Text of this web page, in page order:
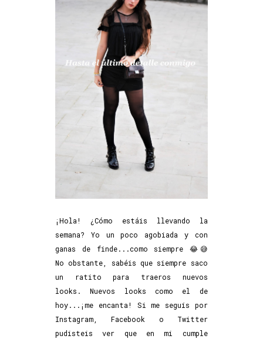
¡Hola! ¿Cómo estáis llevando la
semana? Yo un poco agobiada y con
ganas de finde...como siempre 😂😅
No obstante, sabéis que siempre saco
un ratito para traeros nuevos
looks. Nuevos looks como el de
hoy...¡me encanta! Si me seguís por
Instagram, Facebook o Twitter
pudisteis ver que en mi cumple